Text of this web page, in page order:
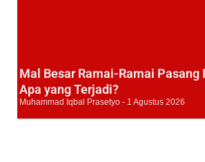
Mal Besar Ramai-Ramai Pasang
Apa yang Terjadi?
Muhammad Iqbal Prasetyo 1 Agustus 2026